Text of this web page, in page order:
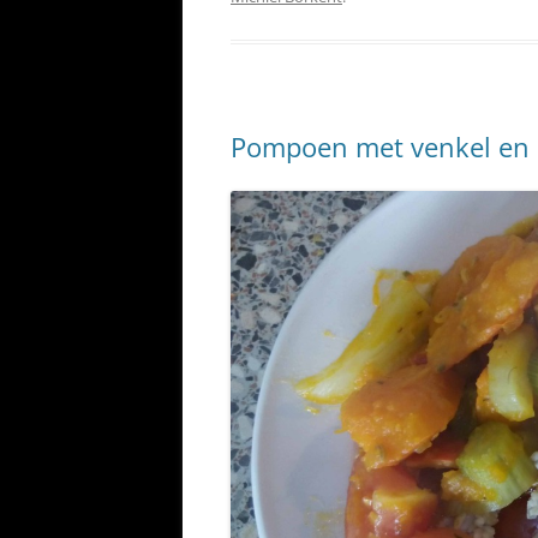
Pompoen met venkel